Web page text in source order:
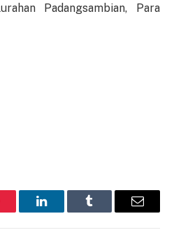
Padangsambian, Para
LinkedInTumblr Email